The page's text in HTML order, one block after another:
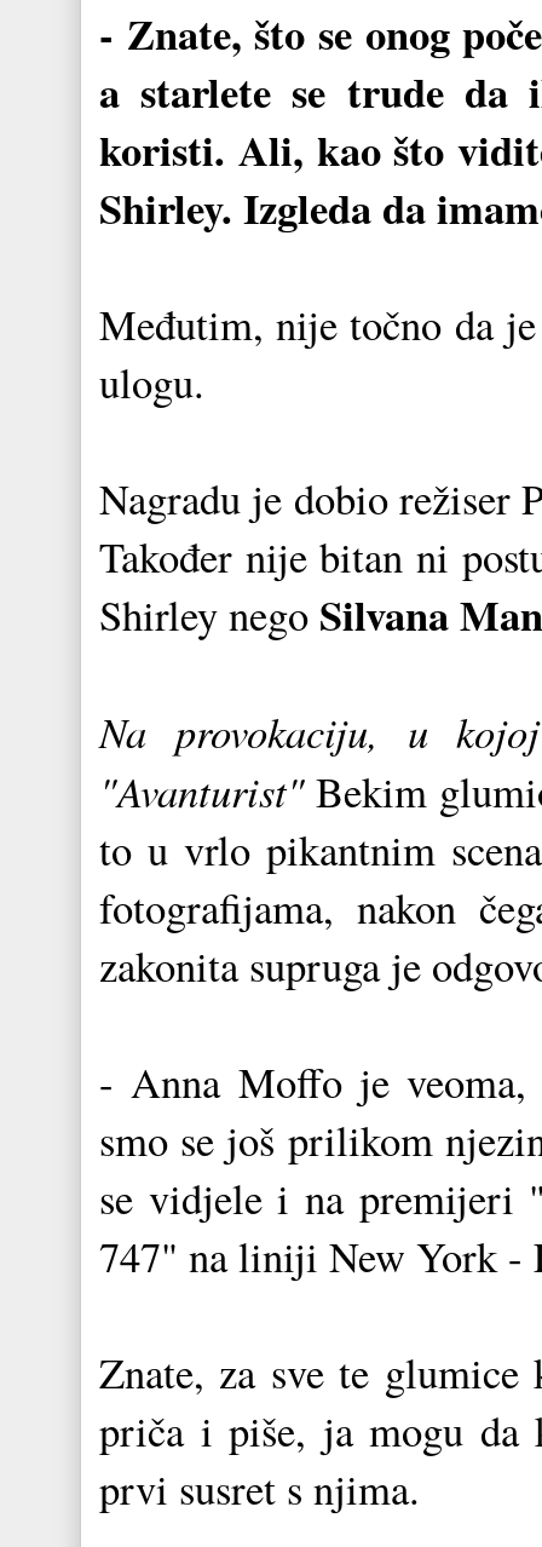
- Znate, što se onog
a starlete se trude da
koristi. Ali, kao što
Shirley. Izgleda da
Međutim, nije točno da
ulogu.
Nagradu je dobio režiser
Također nije bitan ni
Shirley nego Silvana
Na provokaciju, u
"Avanturist"Bekim
to u vrlo pikantnim
fotografijama, nakon
zakonita supruga je
- Anna Moffo je veoma,
smo se još prilikom
se vidjele i na premijeri
747" na liniji New York -
Znate, za sve te
priča i piše, ja mogu da
prvi susret s njima.